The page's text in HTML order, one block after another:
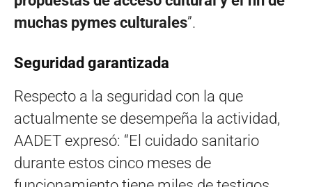
muchas pymes culturales”.
Seguridad garantizada
Respecto a la seguridad con la que
actualmente se desempeña la actividad,
AADET expresó: “El cuidado sanitario
durante estos cinco meses de